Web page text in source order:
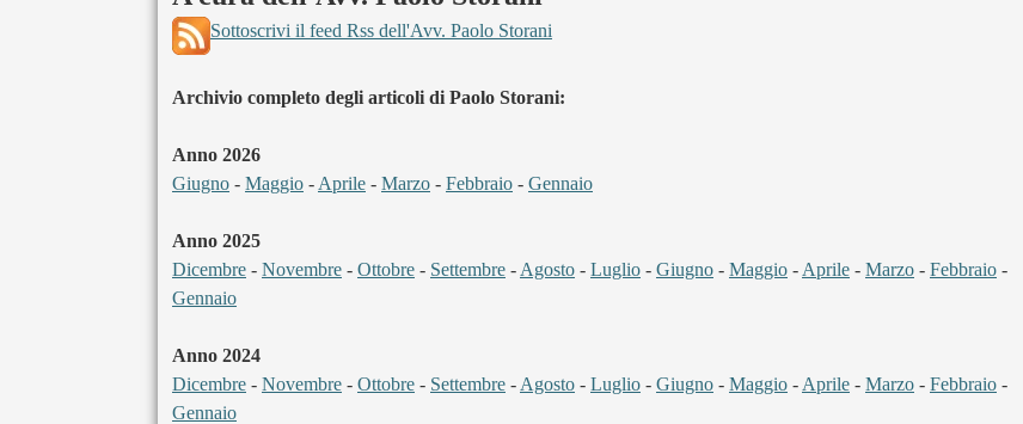
Sottoscrivi il feed Rss dell'Avv. Paolo Storani
Archivio completo degli articoli di Paolo Storani:
Anno 2026
Giugno - Maggio - Aprile - Marzo - Febbraio - Gennaio
Anno 2025
Dicembre - Novembre - Ottobre - Settembre - Agosto - Luglio - Giugno - Maggio - Aprile - Marzo - Febbraio -
Gennaio
Anno 2024
Dicembre - Novembre - Ottobre - Settembre - Agosto - Luglio - Giugno - Maggio - Aprile - Marzo - Febbraio -
Gennaio